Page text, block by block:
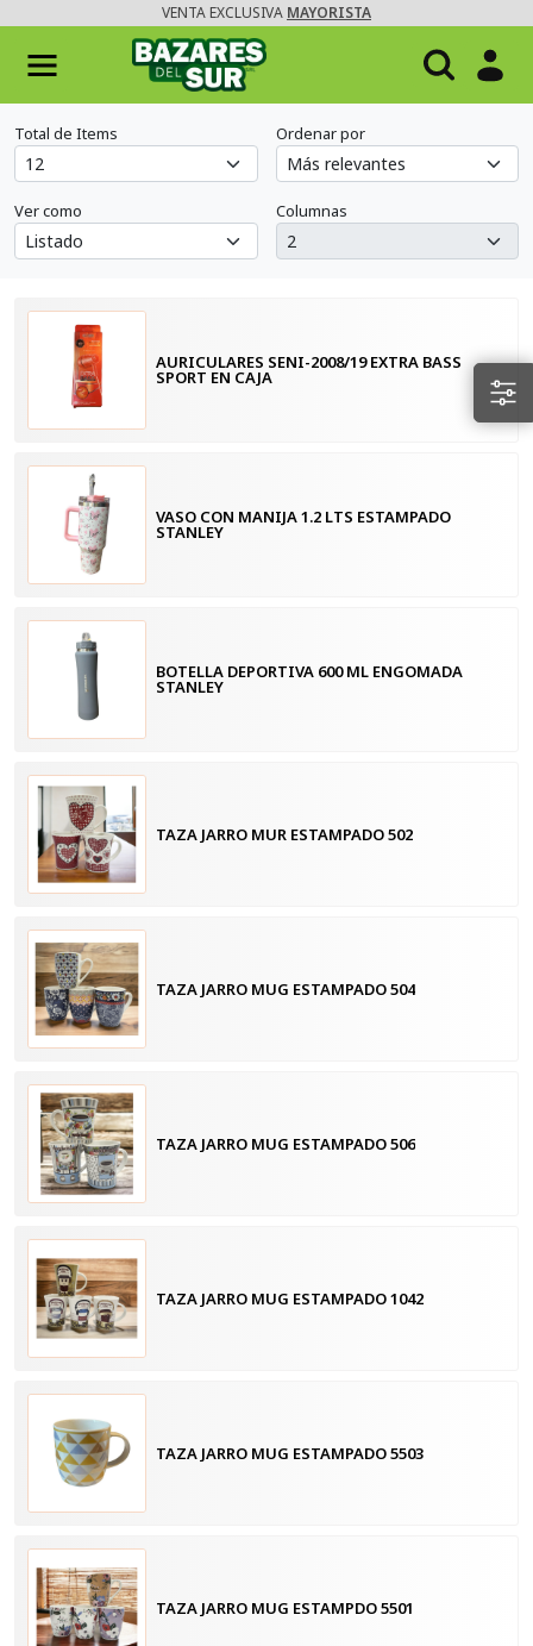
VENTA EXCLUSIVA MAYORISTA
Total de Items Ordenar por
Ver como Columnas
AURICULARES SENI-2008/19 EXTRA BASS
SPORT EN CAJA
VASO CON MANIJA 1.2 LTS ESTAMPADO
STANLEY
BOTELLA DEPORTIVA 600 ML ENGOMADA
STANLEY
TAZA JARRO MUR ESTAMPADO 502
TAZA JARRO MUG ESTAMPADO 504
TAZA JARRO MUG ESTAMPADO 506
TAZA JARRO MUG ESTAMPADO 1042
TAZA JARRO MUG ESTAMPADO 5503
TAZA JARRO MUG ESTAMPDO 5501